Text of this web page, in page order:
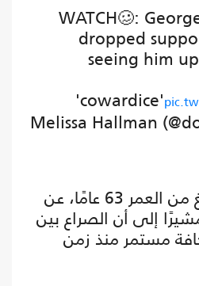
WATCH🥴:
dropped
seeing him
'cowardice'
وتحدث كلوني، البالغ من العمر 63 عامًا، عن
إلى أن الصراع بين
مستمر منذ زمن